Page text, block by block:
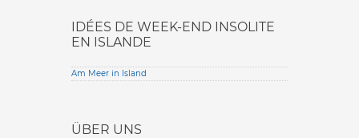
IDÉES DE WEEK-END INSOLITE
EN ISLANDE
Am Meer in Island
ÜBER UNS